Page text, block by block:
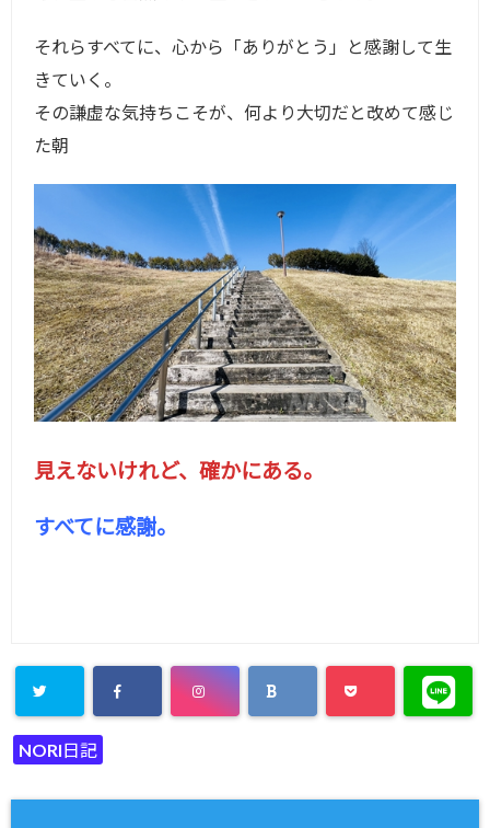
それらすべてに、心から「ありがとう」と感謝して生
きていく。
その謙虚な気持ちこそが、何より大切だと改めて感じ
た朝
見えないけれど、確かにある。
すべてに感謝。
NORI日記